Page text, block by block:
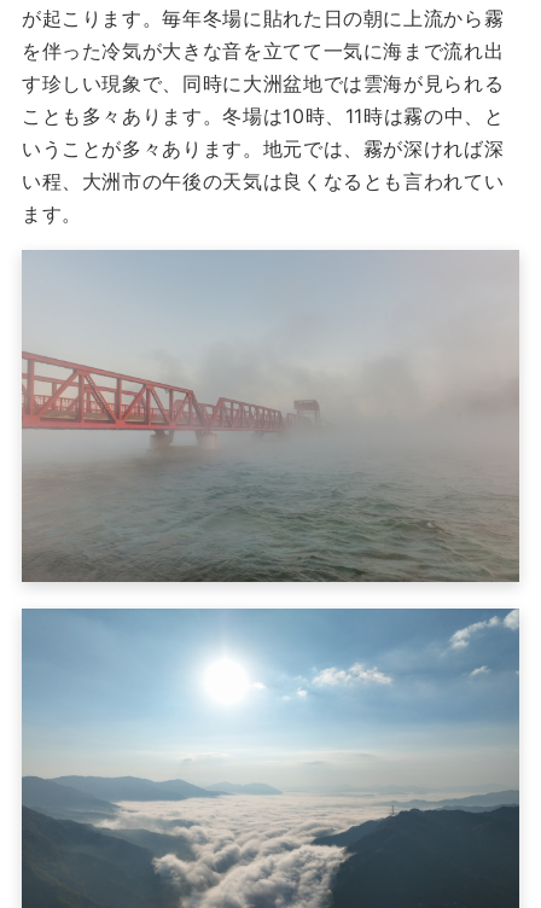
が起こります。毎年冬場に貼れた日の朝に上流から霧
を伴った冷気が大きな音を立てて一気に海まで流れ出
す珍しい現象で、同時に大洲盆地では雲海が見られる
ことも多々あります。冬場は10時、11時は霧の中、と
いうことが多々あります。地元では、霧が深ければ深
い程、大洲市の午後の天気は良くなるとも言われてい
ます。